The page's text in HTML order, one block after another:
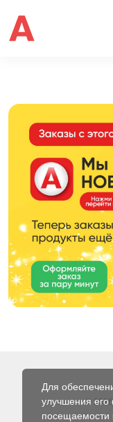
©
Для
улучшения его
посещаемости